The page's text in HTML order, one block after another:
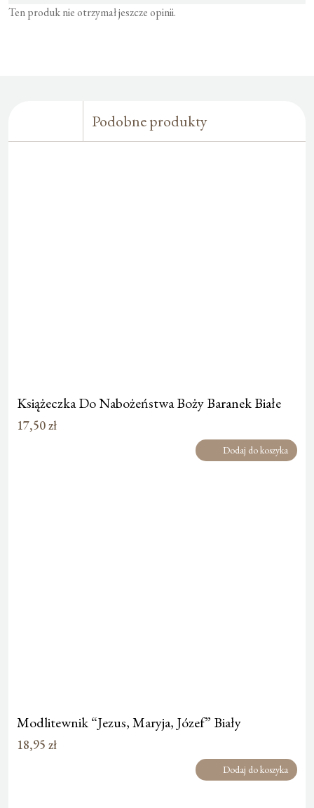
Ten produk nie otrzymał jeszcze opinii.
Podobne produkty
Książeczka Do Nabożeństwa Boży Baranek Białe
17,50zł
Dodaj do koszyka
Modlitewnik “Jezus, Maryja, Józef” Biały
18,95 zł
Dodaj do koszyka